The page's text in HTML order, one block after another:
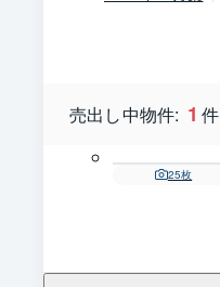
売出し中物件: 1 件
25枚